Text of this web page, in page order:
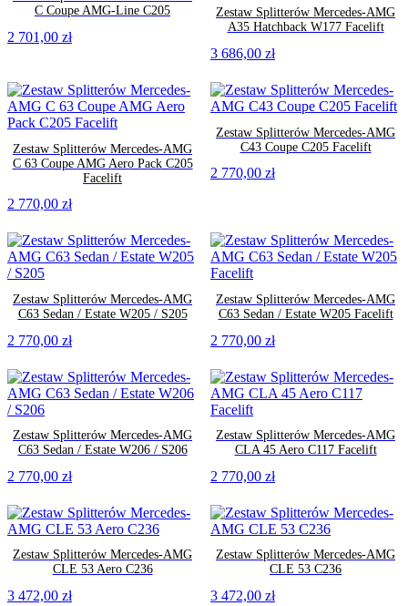
C Coupe AMG-Line C205
2 701,00 zł
Zestaw Splitterów Mercedes-AMG
A35 Hatchback W177 Facelift
3 686,00 zł
Zestaw Splitterów Mercedes-AMG
C 63 Coupe AMG Aero Pack C205
Facelift
2 770,00 zł
Zestaw Splitterów Mercedes-AMG
C43 Coupe C205 Facelift
2 770,00 zł
Zestaw Splitterów Mercedes-AMG
C63 Sedan / Estate W205 / S205
2 770,00 zł
Zestaw Splitterów Mercedes-AMG
C63 Sedan / Estate W205 Facelift
2 770,00 zł
Zestaw Splitterów Mercedes-AMG
C63 Sedan / Estate W206 / S206
2 770,00 zł
Zestaw Splitterów Mercedes-AMG
CLA 45 Aero C117 Facelift
2 770,00 zł
Zestaw Splitterów Mercedes-AMG
CLE 53 Aero C236
3 472,00 zł
Zestaw Splitterów Mercedes-AMG
CLE 53 C236
3 472,00 zł